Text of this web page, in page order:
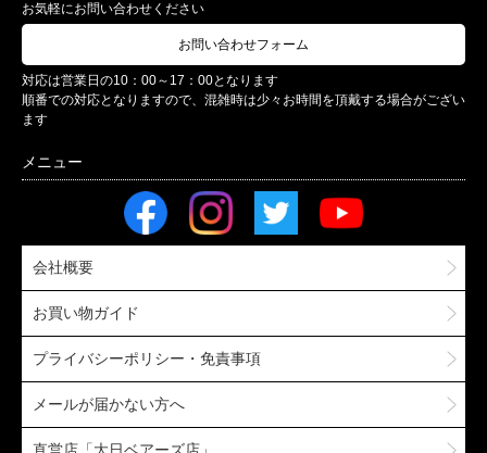
お気軽にお問い合わせください
お問い合わせフォーム
対応は営業日の10：00～17：00となります
順番での対応となりますので、混雑時は少々お時間を頂戴する場合がござい
ます
会社概要
お買い物ガイド
プライバシーポリシー・免責事項
メールが届かない方へ